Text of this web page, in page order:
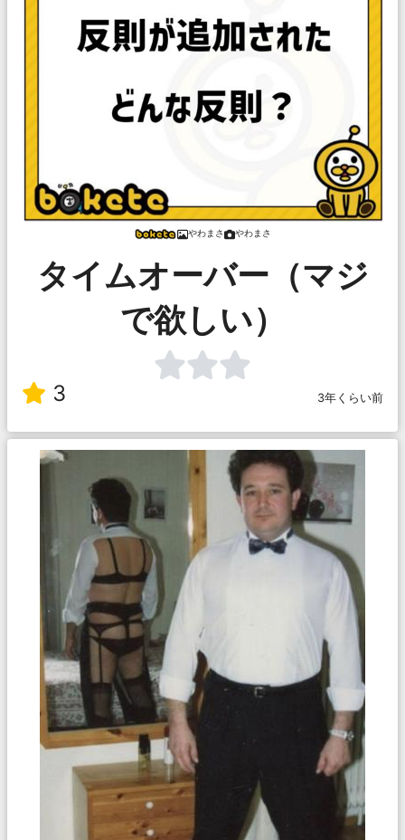
やわまさ やわまさ
タイムオーバー（マジ
で欲しい）
3 3年くらい前